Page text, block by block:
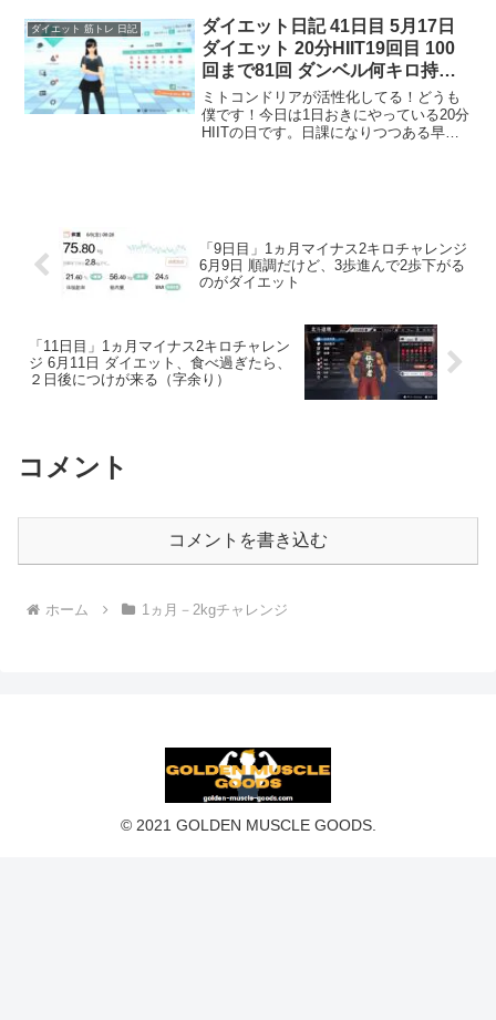
和菓子もほとんど脂質ゼロのが多いなん
ですが、たまには違うのが...
ダイエット 筋トレ 日記
ダイエット日記 41日目 5月17日
ダイエット 20分HIIT19回目 100
回まで81回 ダンベル何キロ持て
る？
ミトコンドリアが活性化してる！どうも
僕です！今日は1日おきにやっている20分
HIITの日です。日課になりつつある早朝
「9日目」1ヵ月マイナス2キロチャレンジ
6月9日 順調だけど、3歩進んで2歩下がる
のがダイエット
「11日目」1ヵ月マイナス2キロチャレン
ジ 6月11日 ダイエット、食べ過ぎたら、
２日後につけが来る（字余り）
コメント
コメントを書き込む
ホーム 1ヵ月－2kgチャレンジ
© 2021 GOLDEN MUSCLE GOODS.